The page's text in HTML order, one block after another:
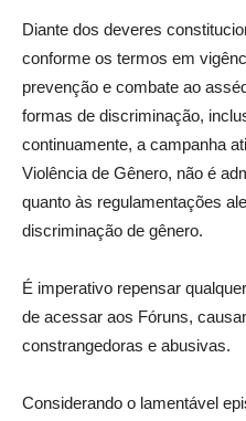
Diante dos deveres
conforme os termos em
prevenção e combate ao
formas de discriminação,
continuamente, a campanha
Violência de Gênero, não é
quanto às regulamentações
discriminação de gênero.
É imperativo repensar
de acessar aos Fóruns,
constrangedoras e abusivas.
Considerando o lamentável